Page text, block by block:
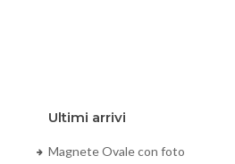
Ultimi arrivi
Magnete Ovale con foto